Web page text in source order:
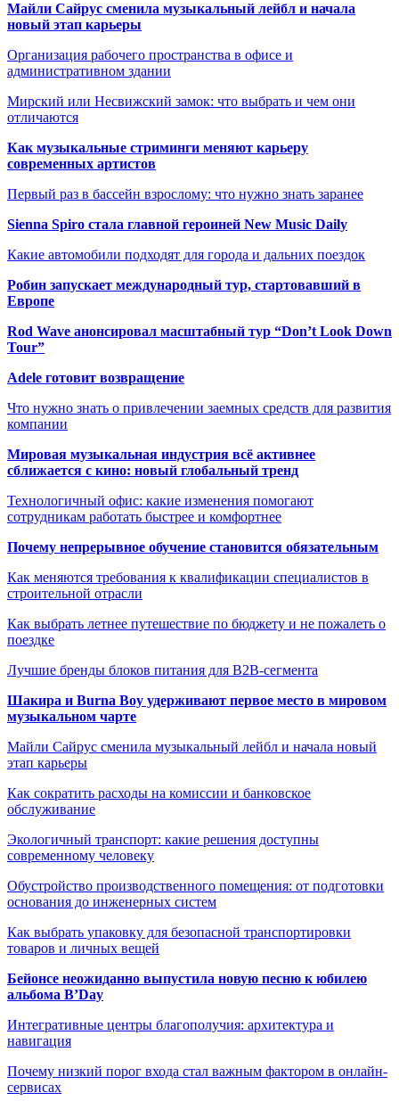
Майли Сайрус сменила музыкальный лейбл и начала
новый этап карьеры
Организация рабочего пространства в офисе и
административном здании
Мирский или Несвижский замок: что выбрать и чем они
отличаются
Как музыкальные стриминги меняют карьеру
современных артистов
Первый раз в бассейн взрослому: что нужно знать заранее
Sienna Spiro стала главной героиней New Music Daily
Какие автомобили подходят для города и дальних поездок
Робин запускает международный тур, стартовавший в
Европе
Rod Wave анонсировал масштабный тур “Don’t Look Down
Tour”
Adele готовит возвращение
Что нужно знать о привлечении заемных средств для развития
компании
Мировая музыкальная индустрия всё активнее
сближается с кино: новый глобальный тренд
Технологичный офис: какие изменения помогают
сотрудникам работать быстрее и комфортнее
Почему непрерывное обучение становится обязательным
Как меняются требования к квалификации специалистов в
строительной отрасли
Как выбрать летнее путешествие по бюджету и не пожалеть о
поездке
Лучшие бренды блоков питания для B2B-сегмента
Шакира и Burna Boy удерживают первое место в мировом
музыкальном чарте
Майли Сайрус сменила музыкальный лейбл и начала новый
этап карьеры
Как сократить расходы на комиссии и банковское
обслуживание
Экологичный транспорт: какие решения доступны
современному человеку
Обустройство производственного помещения: от подготовки
основания до инженерных систем
Как выбрать упаковку для безопасной транспортировки
товаров и личных вещей
Бейонсе неожиданно выпустила новую песню к юбилею
альбома B’Day
Интегративные центры благополучия: архитектура и
навигация
Почему низкий порог входа стал важным фактором в онлайн-
сервисах